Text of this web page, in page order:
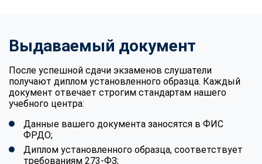
Выдаваемый документ
После успешной сдачи экзаменов слушатели
получают диплом установленного образца. Каждый
документ отвечает строгим стандартам нашего
учебного центра:
Данные вашего документа заносятся в ФИС
ФРДО;
Диплом установленного образца, соответствует
требованиям 273-ФЗ;